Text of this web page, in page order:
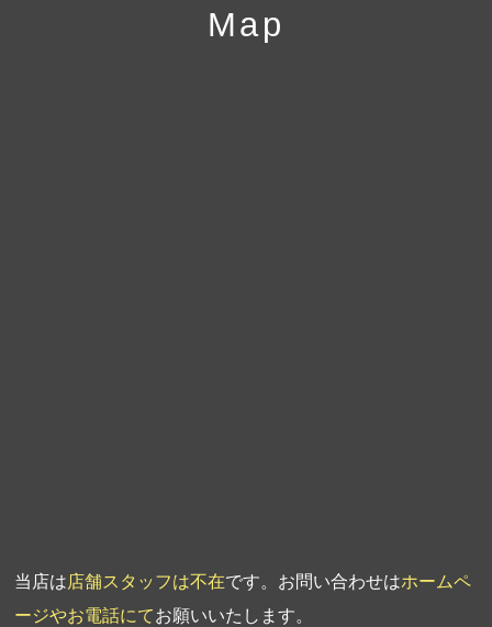
平成21年12月4日
Map
当店は店舗スタッフは不在です。お問い合わせはホームペ
ージやお電話にてお願いいたします。